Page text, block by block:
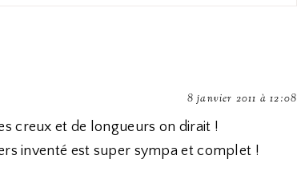
8 janvier 2011 à 12:08
creux et de longueurs on dirait !
inventé est super sympa et complet !